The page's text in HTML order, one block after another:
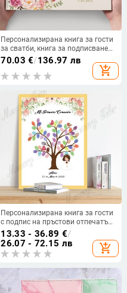
Персонализирана книга за гости
за сватби, книга за подписване
на сватби, сватбени подаръци,
кръщене, книга за гости за
рожден ден
70.03 €/136.97 лв
add_shopping_cart
Персонализирана книга за гости
с подпис на пръстови отпечатъци
Mi Primera Comunion с рус ангел,
подарък за кръщение за първо
свето причастие
13.33 - 36.89 €/
26.07 - 72.15 лв
add_shopping_cart